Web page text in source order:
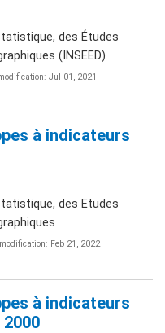
des Études
(INSEED)
Jul 01, 2021
à indicateurs
des Etudes
Feb 21, 2022
à indicateurs